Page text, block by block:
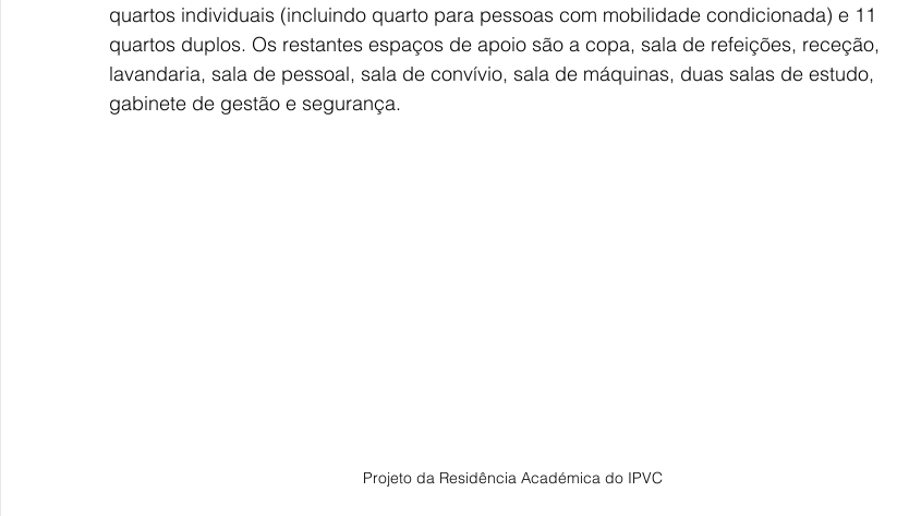
quartos individuais (incluindo quarto para pessoas com mobilidade condicionada) e 11
quartos duplos. Os restantes espaços de apoio são a copa, sala de refeições, receção,
lavandaria, sala de pessoal, sala de convívio, sala de máquinas, duas salas de estudo,
gabinete de gestão e segurança.
Projeto da Residência Académica do IPVC